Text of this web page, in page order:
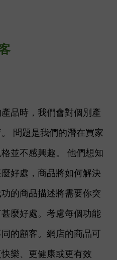
品時，我們會對個別產
問題是我們的潛在買家
並不感興趣。 他們想知
好處，商品將如何解決
的商品描述將需要你突
麼好處。 考慮每個功能
的顧客。網店的商品可
樂、更健康或更有效